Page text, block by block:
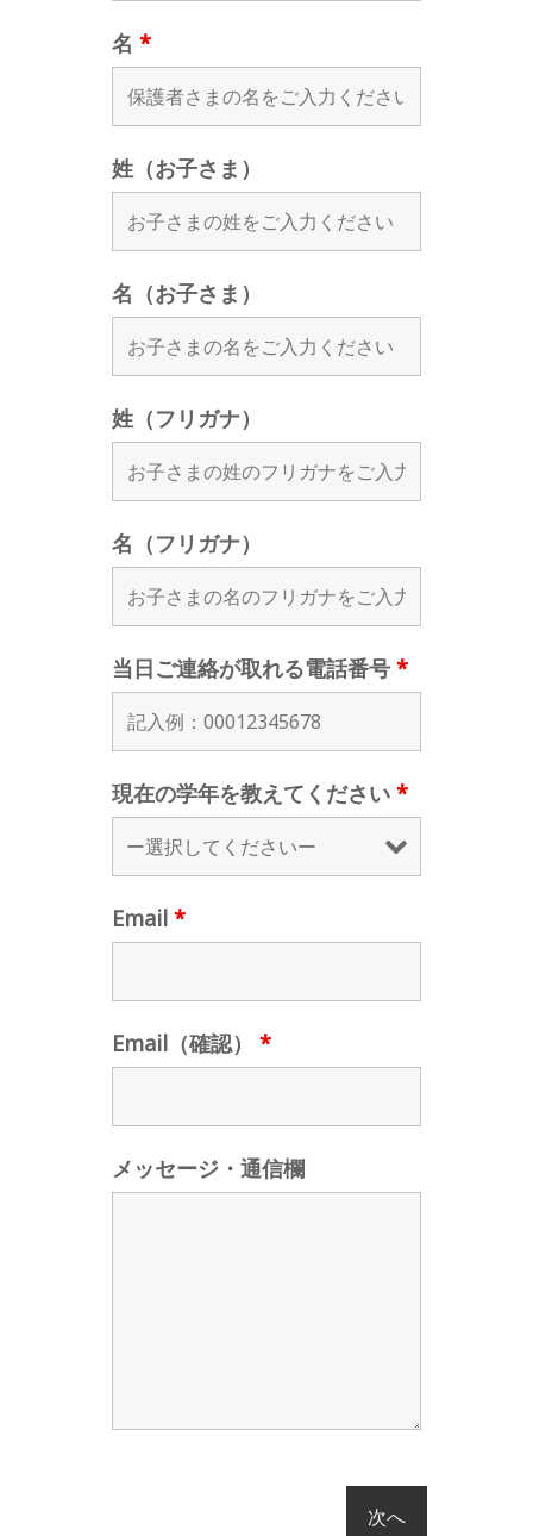
名 *
姓（お子さま）
名（お子さま）
姓（フリガナ）
名（フリガナ）
当日ご連絡が取れる電話番号 *
現在の学年を教えてください *
Email *
Email（確認） *
メッセージ・通信欄